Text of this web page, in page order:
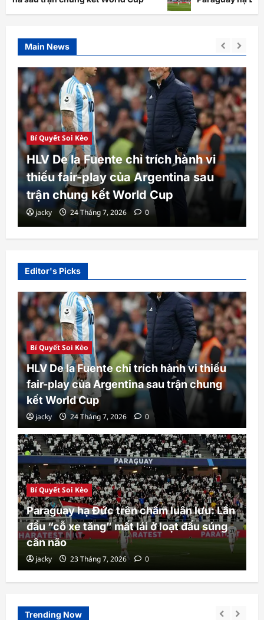
Main News
chỉ trích hành vi
Argentina sau
World Cup
0
Bí Quyết Soi Kèo
Paraguay hạ Đức
lưu: Lần đầu “cỗ
loạt đấu súng cân
Editor's Picks
Bí Quyết Soi Kèo
HLV De la Fuente chỉ trích hành vi thiếu
fair-play của Argentina sau trận chung
kết World Cup
jacky 24 Tháng 7, 2026 0
Bí Quyết Soi Kèo
Paraguay hạ Đức trên chấm luân lưu: Lần
đầu “cỗ xe tăng” mất lái ở loạt đấu súng
cân não
jacky 23 Tháng 7, 2026 0
Trending Now